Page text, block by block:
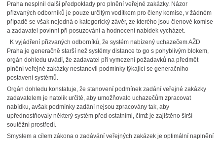
Praha nesplnil další předpoklady pro plnění veřejné zakázky. Názor
přizvaných odborníků je pouze určitým vodítkem pro členy komise, v žádném
případě se však nejedná o kategorický závěr, ze kterého jsou členové komise
a zadavatel povinni při posuzování a hodnocení nabídek vycházet.
K vyjádření přizvaných odborníků, že systém nabízený uchazečem AŽD
Praha je generačně starší než systémy distance to go s pohyblivým blokem,
orgán dohledu uvádí, že zadavatel při vymezení požadavků na předmět
plnění veřejné zakázky nestanovil podmínky týkající se generačního
postavení systémů.
Orgán dohledu konstatuje, že stanovení podmínek zadání veřejné zakázky
zadavatelem je natolik určité, aby umožňovalo uchazečům zpracovat
nabídku, avšak podmínky zadání nejsou zpracovány tak, aby
upřednostňovaly některý systém před ostatními, čímž je zajištěno širší
soutěžní prostředí.
Smyslem a cílem zákona o zadávání veřejných zakázek je optimální naplnění